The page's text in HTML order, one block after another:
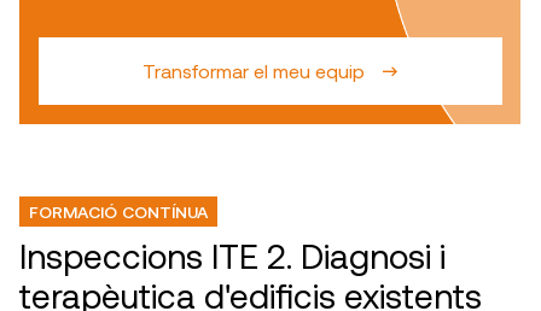
Transformar el meu equip
FORMACIÓ CONTÍNUA
Inspeccions ITE 2. Diagnosi i
terapèutica d'edificis existents